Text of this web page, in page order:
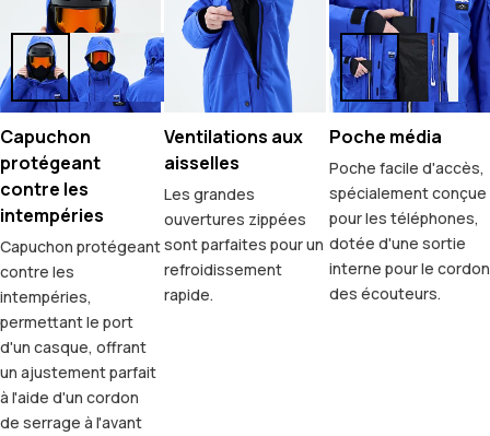
Capuchon
protégeant
contre les
intempéries
Capuchon protégeant
contre les
intempéries,
permettant le port
d'un casque, offrant
un ajustement parfait
à l'aide d'un cordon
de serrage à l'avant
Ventilations aux
aisselles
Les grandes
ouvertures zippées
sont parfaites pour un
refroidissement
rapide.
Poche média
Poche facile d'accès,
spécialement conçue
pour les téléphones,
dotée d'une sortie
interne pour le cordon
des écouteurs.